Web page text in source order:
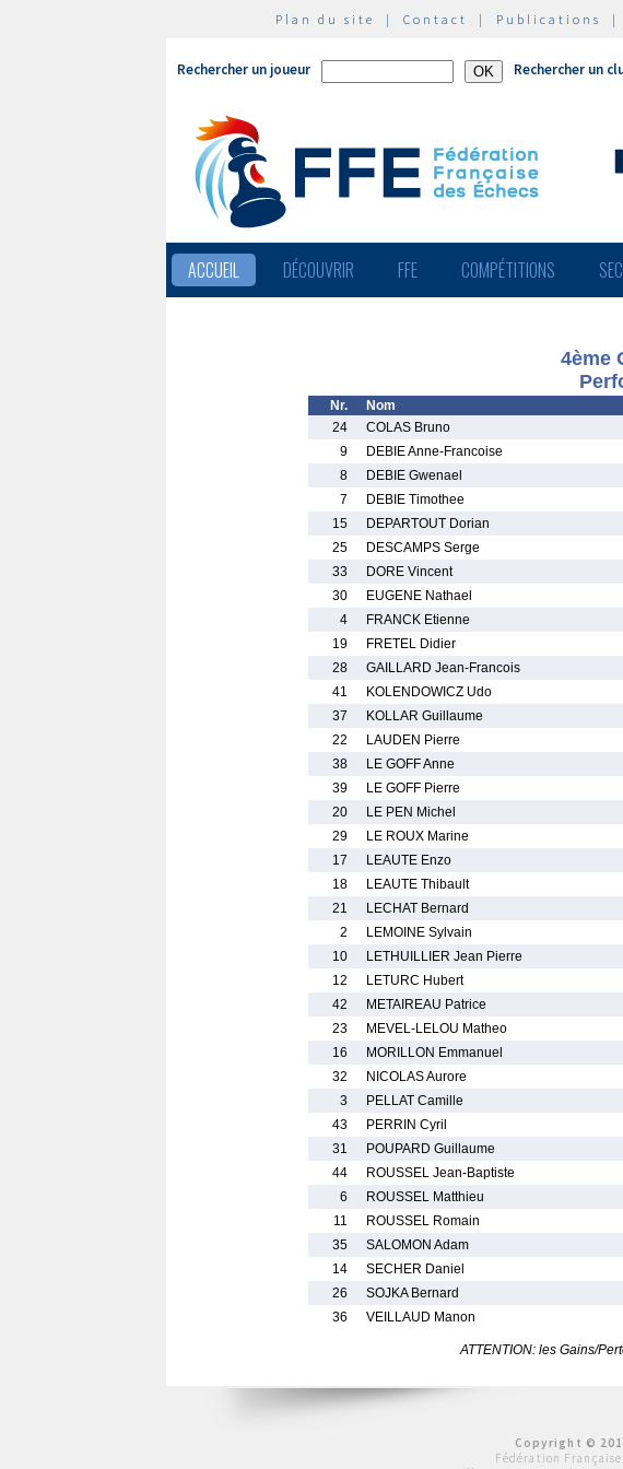
Plan du site | Contact | Publications |
Rechercher un joueur Rechercher un
ACCUEIL DÉCOUVRIR FFE COMPÉTITIONS
4ème
Nr. Nom
24
COLAS Bruno
9
DEBIE Anne-Francoise
8
DEBIE Gwenael
7
DEBIE Timothee
15
DEPARTOUT Dorian
25
DESCAMPS Serge
33
DORE Vincent
30
EUGENE Nathael
4
FRANCK Etienne
19
FRETEL Didier
28
GAILLARD Jean-Francois
41
KOLENDOWICZ Udo
37
KOLLAR Guillaume
22
LAUDEN Pierre
38
LE GOFF Anne
39
LE GOFF Pierre
20
LE PEN Michel
29
LE ROUX Marine
17
LEAUTE Enzo
18
LEAUTE Thibault
21
LECHAT Bernard
2
LEMOINE Sylvain
10
LETHUILLIER Jean Pierre
12
LETURC Hubert
42
METAIREAU Patrice
23
MEVEL-LELOU Matheo
16
MORILLON Emmanuel
32
NICOLAS Aurore
3
PELLAT Camille
43
PERRIN Cyril
31
POUPARD Guillaume
44
ROUSSEL Jean-Baptiste
6
ROUSSEL Matthieu
11
ROUSSEL Romain
35
SALOMON Adam
14
SECHER Daniel
26
SOJKA Bernard
36
VEILLAUD Manon
ATTENTION: les Gains/
Copyright ©
Fédération Française